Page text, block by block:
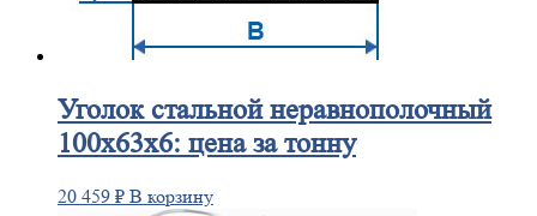
Уголокстальной неравнополочный
100х63х6: цена за тонну
20 459 ₽ В корзину